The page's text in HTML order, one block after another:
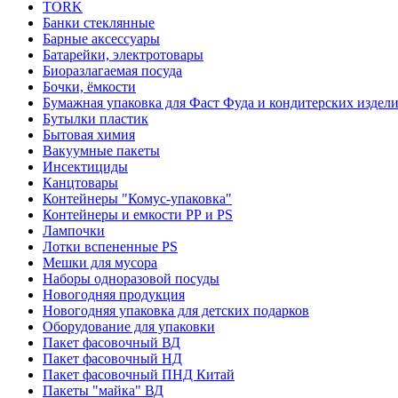
TORK
Банки стеклянные
Барные аксессуары
Батарейки, электротовары
Биоразлагаемая посуда
Бочки, ёмкости
Бумажная упаковка для Фаст Фуда и кондитерских
Бутылки пластик
Бытовая химия
Вакуумные пакеты
Инсектициды
Канцтовары
Контейнеры "Комус-упаковка"
Контейнеры и емкости РР и PS
Лампочки
Лотки вспененные PS
Мешки для мусора
Наборы одноразовой посуды
Новогодняя продукция
Новогодняя упаковка для детских подарков
Оборудование для упаковки
Пакет фасовочный ВД
Пакет фасовочный НД
Пакет фасовочный ПНД Китай
Пакеты "майка" ВД